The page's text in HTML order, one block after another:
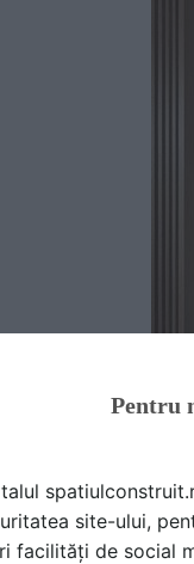
Pentru
site-ului,
facilități de social